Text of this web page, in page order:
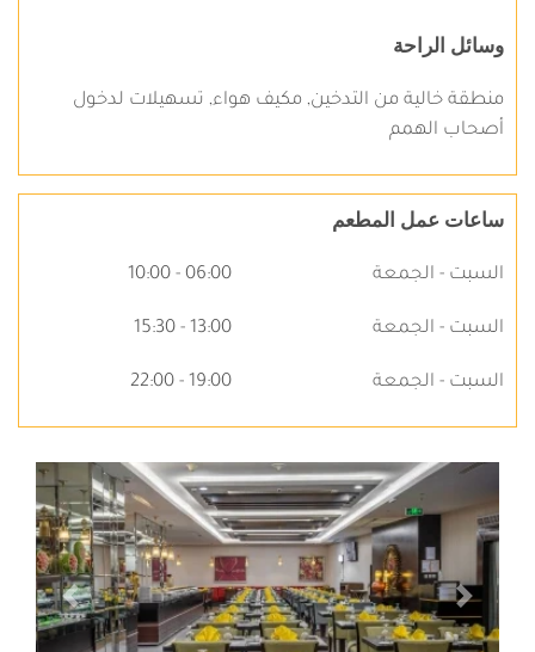
وسائل الراحة
منطقة خالية من التدخين, مكيف هواء, تسهيلات لدخول
أصحاب الهمم
ساعات عمل المطعم
السبت - الجمعة 06:00 - 10:00
السبت - الجمعة 13:00 - 15:30
السبت - الجمعة 19:00 - 22:00
السابق التالي